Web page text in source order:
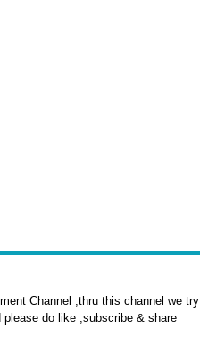
Channel ,thru this channel we
do like ,subscribe & share